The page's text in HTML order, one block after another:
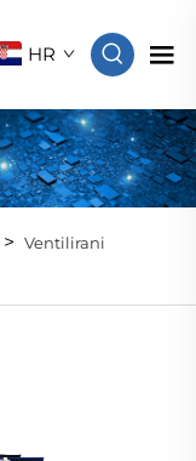
HR
> Ventilirani